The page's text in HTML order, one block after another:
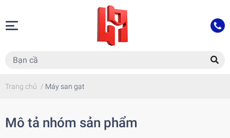
Trang chủ / Máy san gạt
Mô tả nhóm sản phẩm